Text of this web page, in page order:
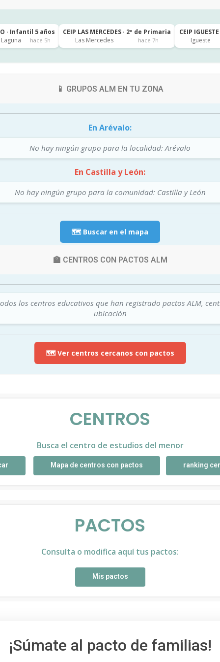
· Infantil 5 años
hace 5h
CEIP LAS MERCEDES · 2º de Primaria
Las Mercedes
hace 7h
CEIP
Igueste
📱 GRUPOS ALM EN TU ZONA
En Arévalo:
No hay ningún grupo para la localidad: Arévalo
En Castilla y León:
No hay ningún grupo para la comunidad: Castilla y León
🗺️ Buscar en el mapa
🏫 CENTROS CON PACTOS ALM
los centros educativos que han registrado pactos ALM,
ubicación
🗺️ Ver centros cercanos con pactos
CENTROS
Busca el centro de estudios del menor
Mapa de centros con pactos ranking
PACTOS
Consulta o modifica aquí tus pactos:
Mis pactos
¡Súmate al pacto de familias!